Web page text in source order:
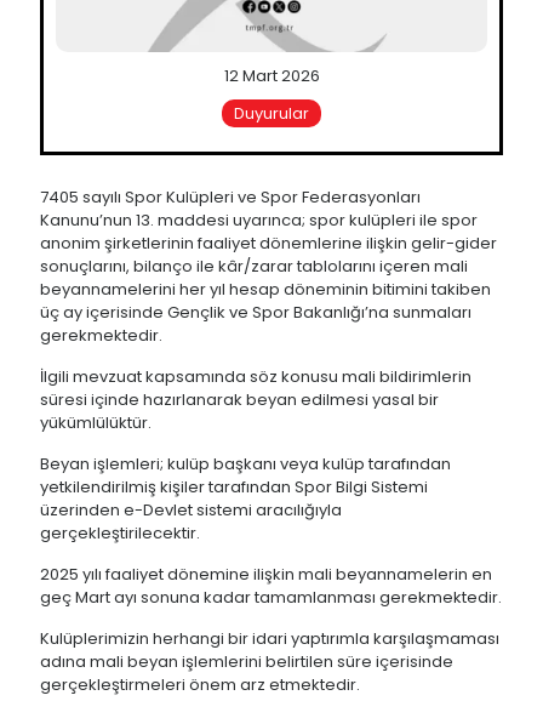
12 Mart 2026
Duyurular
7405 sayılı Spor Kulüpleri ve Spor Federasyonları
Kanunu’nun 13. maddesi uyarınca; spor kulüpleri ile spor
anonim şirketlerinin faaliyet dönemlerine ilişkin gelir-gider
sonuçlarını, bilanço ile kâr/zarar tablolarını içeren mali
beyannamelerini her yıl hesap döneminin bitimini takiben
üç ay içerisinde Gençlik ve Spor Bakanlığı’na sunmaları
gerekmektedir.
İlgili mevzuat kapsamında söz konusu mali bildirimlerin
süresi içinde hazırlanarak beyan edilmesi yasal bir
yükümlülüktür.
Beyan işlemleri; kulüp başkanı veya kulüp tarafından
yetkilendirilmiş kişiler tarafından Spor Bilgi Sistemi
üzerinden e-Devlet sistemi aracılığıyla
gerçekleştirilecektir.
2025 yılı faaliyet dönemine ilişkin mali beyannamelerin en
geç Mart ayı sonuna kadar tamamlanması gerekmektedir.
Kulüplerimizin herhangi bir idari yaptırımla karşılaşmaması
adına mali beyan işlemlerini belirtilen süre içerisinde
gerçekleştirmeleri önem arz etmektedir.